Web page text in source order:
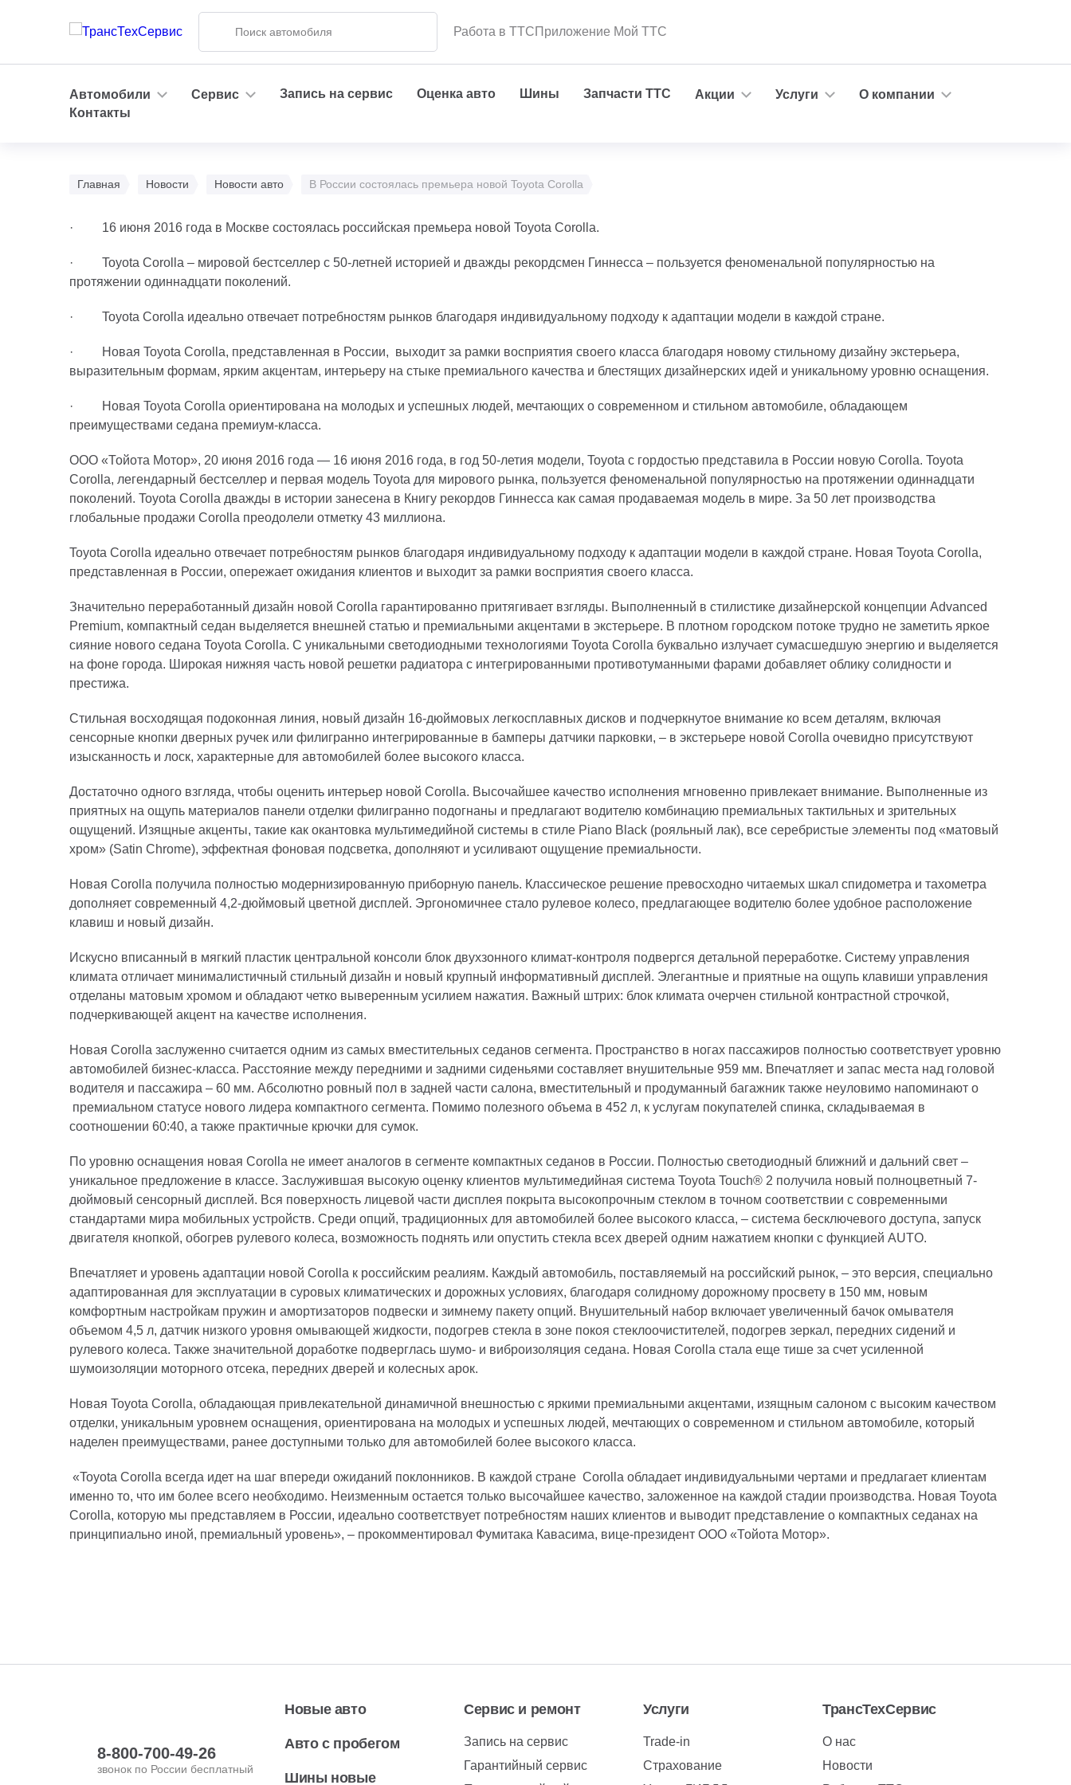
Работа в ТТСПриложение Мой ТТС
Автомобили Сервис Запись на сервис Оценка авто Шины Запчасти ТТС Акции Услуги
О компании
Контакты
Главная Новости Новости авто В России состоялась премьера новой Toyota Corolla
· 16 июня 2016 года в Москве состоялась российская премьера новой Toyota Corolla.
· Toyota Corolla – мировой бестселлер с 50-летней историей и дважды рекордсмен Гиннесса – пользуется феноменальной популярностью на
протяжении одиннадцати поколений.
· Toyota Corolla идеально отвечает потребностям рынков благодаря индивидуальному подходу к адаптации модели в каждой стране.
· Новая Toyota Corolla, представленная в России, выходит за рамки восприятия своего класса благодаря новому стильному дизайну экстерьера,
выразительным формам, ярким акцентам, интерьеру на стыке премиального качества и блестящих дизайнерских идей и уникальному уровню оснащения.
· Новая Toyota Corolla ориентирована на молодых и успешных людей, мечтающих о современном и стильном автомобиле, обладающем
преимуществами седана премиум-класса.
ООО «Тойота Мотор», 20 июня 2016 года — 16 июня 2016 года, в год 50-летия модели, Toyota с гордостью представила в России новую Corolla. Toyota
Corolla, легендарный бестселлер и первая модель Toyota для мирового рынка, пользуется феноменальной популярностью на протяжении одиннадцати
поколений. Toyota Corolla дважды в истории занесена в Книгу рекордов Гиннесса как самая продаваемая модель в мире. За 50 лет производства
глобальные продажи Corolla преодолели отметку 43 миллиона.
Toyota Corolla идеально отвечает потребностям рынков благодаря индивидуальному подходу к адаптации модели в каждой стране. Новая Toyota Corolla,
представленная в России, опережает ожидания клиентов и выходит за рамки восприятия своего класса.
Значительно переработанный дизайн новой Corolla гарантированно притягивает взгляды. Выполненный в стилистике дизайнерской концепции Advanced
Premium, компактный седан выделяется внешней статью и премиальными акцентами в экстерьере. В плотном городском потоке трудно не заметить яркое
сияние нового седана Toyota Corolla. С уникальными светодиодными технологиями Toyota Corolla буквально излучает сумасшедшую энергию и выделяется
на фоне города. Широкая нижняя часть новой решетки радиатора с интегрированными противотуманными фарами добавляет облику солидности и
престижа.
Стильная восходящая подоконная линия, новый дизайн 16-дюймовых легкосплавных дисков и подчеркнутое внимание ко всем деталям, включая
сенсорные кнопки дверных ручек или филигранно интегрированные в бамперы датчики парковки, – в экстерьере новой Corolla очевидно присутствуют
изысканность и лоск, характерные для автомобилей более высокого класса.
Достаточно одного взгляда, чтобы оценить интерьер новой Corolla. Высочайшее качество исполнения мгновенно привлекает внимание. Выполненные из
приятных на ощупь материалов панели отделки филигранно подогнаны и предлагают водителю комбинацию премиальных тактильных и зрительных
ощущений. Изящные акценты, такие как окантовка мультимедийной системы в стиле Piano Black (рояльный лак), все серебристые элементы под «матовый
хром» (Satin Chrome), эффектная фоновая подсветка, дополняют и усиливают ощущение премиальности.
Новая Corolla получила полностью модернизированную приборную панель. Классическое решение превосходно читаемых шкал спидометра и тахометра
дополняет современный 4,2-дюймовый цветной дисплей. Эргономичнее стало рулевое колесо, предлагающее водителю более удобное расположение
клавиш и новый дизайн.
Искусно вписанный в мягкий пластик центральной консоли блок двухзонного климат-контроля подвергся детальной переработке. Систему управления
климата отличает минималистичный стильный дизайн и новый крупный информативный дисплей. Элегантные и приятные на ощупь клавиши управления
отделаны матовым хромом и обладают четко выверенным усилием нажатия. Важный штрих: блок климата очерчен стильной контрастной строчкой,
подчеркивающей акцент на качестве исполнения.
Новая Corolla заслуженно считается одним из самых вместительных седанов сегмента. Пространство в ногах пассажиров полностью соответствует уровню
автомобилей бизнес-класса. Расстояние между передними и задними сиденьями составляет внушительные 959 мм. Впечатляет и запас места над головой
водителя и пассажира – 60 мм. Абсолютно ровный пол в задней части салона, вместительный и продуманный багажник также неуловимо напоминают о
премиальном статусе нового лидера компактного сегмента. Помимо полезного объема в 452 л, к услугам покупателей спинка, складываемая в
соотношении 60:40, а также практичные крючки для сумок.
По уровню оснащения новая Corolla не имеет аналогов в сегменте компактных седанов в России. Полностью светодиодный ближний и дальний свет –
уникальное предложение в классе. Заслужившая высокую оценку клиентов мультимедийная система Toyota Touch® 2 получила новый полноцветный 7-
дюймовый сенсорный дисплей. Вся поверхность лицевой части дисплея покрыта высокопрочным стеклом в точном соответствии с современными
стандартами мира мобильных устройств. Среди опций, традиционных для автомобилей более высокого класса, – система бесключевого доступа, запуск
двигателя кнопкой, обогрев рулевого колеса, возможность поднять или опустить стекла всех дверей одним нажатием кнопки с функцией AUTO.
Впечатляет и уровень адаптации новой Corolla к российским реалиям. Каждый автомобиль, поставляемый на российский рынок, – это версия, специально
адаптированная для эксплуатации в суровых климатических и дорожных условиях, благодаря солидному дорожному просвету в 150 мм, новым
комфортным настройкам пружин и амортизаторов подвески и зимнему пакету опций. Внушительный набор включает увеличенный бачок омывателя
объемом 4,5 л, датчик низкого уровня омывающей жидкости, подогрев стекла в зоне покоя стеклоочистителей, подогрев зеркал, передних сидений и
рулевого колеса. Также значительной доработке подверглась шумо- и виброизоляция седана. Новая Corolla стала еще тише за счет усиленной
шумоизоляции моторного отсека, передних дверей и колесных арок.
Новая Toyota Corolla, обладающая привлекательной динамичной внешностью с яркими премиальными акцентами, изящным салоном с высоким качеством
отделки, уникальным уровнем оснащения, ориентирована на молодых и успешных людей, мечтающих о современном и стильном автомобиле, который
наделен преимуществами, ранее доступными только для автомобилей более высокого класса.
«Toyota Corolla всегда идет на шаг впереди ожиданий поклонников. В каждой стране Corolla обладает индивидуальными чертами и предлагает клиентам
именно то, что им более всего необходимо. Неизменным остается только высочайшее качество, заложенное на каждой стадии производства. Новая Toyota
Corolla, которую мы представляем в России, идеально соответствует потребностям наших клиентов и выводит представление о компактных седанах на
принципиально иной, премиальный уровень», – прокомментировал Фумитака Кавасима, вице-президент ООО «Тойота Мотор».
8-800-700-49-26
звонок по России бесплатный
Новые авто
Авто с пробегом
Шины новые
Сервис и ремонт
Запись на сервис
Гарантийный сервис
Услуги
Trade-in
Страхование
ТрансТехСервис
О нас
Новости